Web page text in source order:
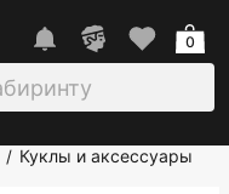
0
/ Куклы и аксессуары